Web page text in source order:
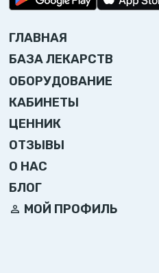
ГЛАВНАЯ
БАЗА ЛЕКАРСТВ
ОБОРУДОВАНИЕ
КАБИНЕТЫ
ЦЕННИК
ОТЗЫВЫ
О НАС
БЛОГ
МОЙ ПРОФИЛЬ